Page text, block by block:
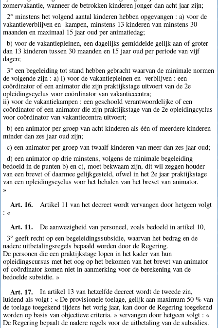
zomervakantie, wanneer de betrokken kinderen jonger dan acht jaar zijn;
2° minstens het volgend aantal kinderen hebben opgevangen : a) voor de
vakantieverblijven en -kampen, minstens 13 kinderen van minstens 30
maanden en maximaal 15 jaar oud per animatiedag;
b) voor de vakantiepleinen, een dagelijks gemiddelde gelijk aan of groter
dan 13 kinderen tussen 30 maanden en 15 jaar oud per periode van vijf
dagen;
3° een begeleiding tot stand hebben gebracht waarvan de minimale normen
de volgende zijn : a) i) voor de vakantiepleinen en -verblijven : een
coördinator of een animator die zijn praktijkstage uitvoert van de 2e
opleidingscyclus voor coördinator van vakantiecentra;
ii) voor de vakantiekampen : een geschoold verantwoordelijke of een
coördinator of een animator die zijn praktijkstage van de 2e opleidingcyclus
voor coördinator van vakantiecentra uitvoert;
b) een animator per groep van acht kinderen als één of meerdere kinderen
minder dan zes jaar oud zijn;
c) een animator per groep van twaalf kinderen van meer dan zes jaar oud;
d) een animator op drie minstens, volgens de minimale begeleiding
bedoeld in de punten b) en c), moet bekwaam zijn, dit wil zeggen houder
van een brevet of daarmee gelijkgesteld, ofwel in het 2e jaar praktijkstage
van een opleidingscyclus voor het behalen van het brevet van animator.
»
Art. 16.
Artikel 11 van het decreet wordt vervangen door hetgeen volgt
: «
Art. 11.
De aanwezigheid van personeel, zoals bedoeld in artikel 10,
3° geeft recht op een begeleidingssubsidie, waarvan het bedrag en de
nadere uitbetalingsregels bepaald worden door de Regering.
De personen die een praktijkstage lopen in het kader van hun
opleidingscursus met het oog op het bekomen van het brevet van animator
of coördinator komen niet in aanmerking voor de berekening van de
bedoelde subsidie. »
Art. 17.
In artikel 13 van hetzelfde decreet wordt de tweede zin,
luidend als volgt : « De provisionele toelage, gelijk aan maximum 50 % van
de toelage toegekend tijdens het vorig jaar, kan door de Regering toegekend
worden op basis van objectieve criteria. » vervangen door hetgeen volgt : «
De Regering bepaalt de nadere regels voor de uitbetaling van de subsidies.